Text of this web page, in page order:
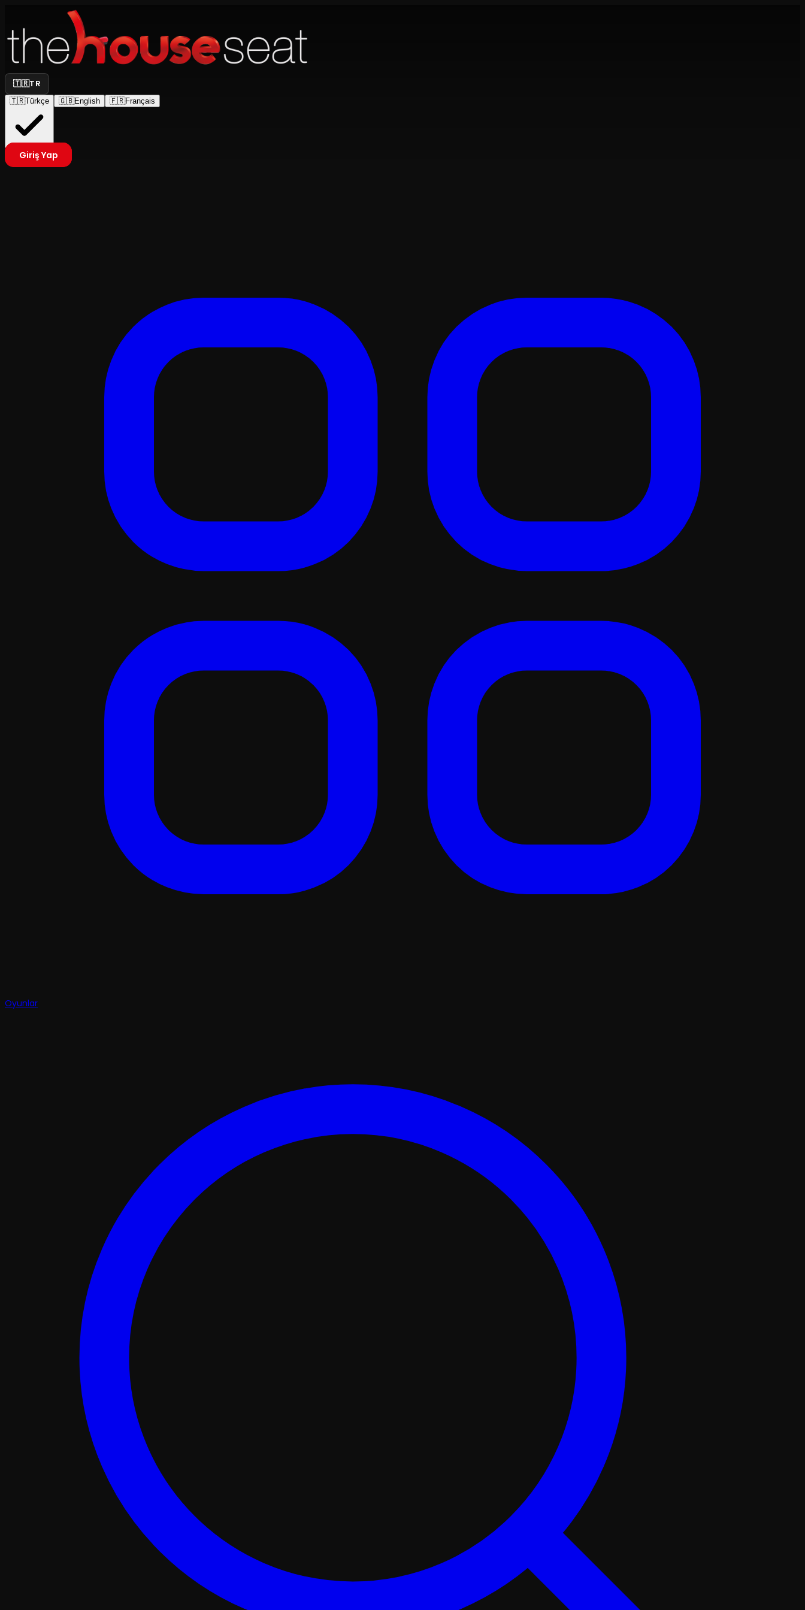
🇹🇷TR
🇹🇷Türkçe 🇬🇧English 🇫🇷Français
Giriş Yap
Oyunlar